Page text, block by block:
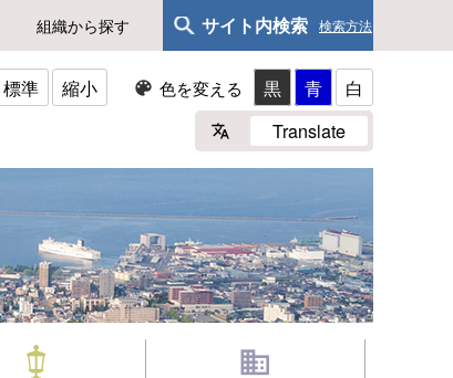
組織から探す サイト内検索 検索方法
標準 縮小 色を変える 黒 青
白
Translate